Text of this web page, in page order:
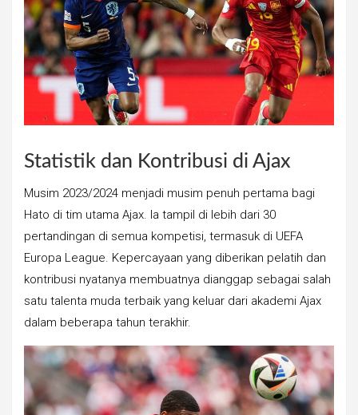
Statistik dan Kontribusi di Ajax
Musim 2023/2024 menjadi musim penuh pertama bagi
Hato di tim utama Ajax. Ia tampil di lebih dari 30
pertandingan di semua kompetisi, termasuk di UEFA
Europa League. Kepercayaan yang diberikan pelatih dan
kontribusi nyatanya membuatnya dianggap sebagai salah
satu talenta muda terbaik yang keluar dari akademi Ajax
dalam beberapa tahun terakhir.